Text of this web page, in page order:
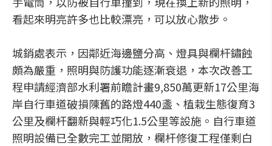
看起來明亮許多也比較漂亮，可以放心散步。
城銷處表示，因鄰近海邊鹽分高、燈具與欄杆鏽蝕
頗為嚴重，照明與防護功能逐漸衰退，本次改善工
程申請經濟部水利署前瞻計畫9,850萬更新17公里海
岸自行車道破損陳舊的路燈440盞、植栽生態復育3
公里及欄杆翻新與輕巧化1.5公里等設施。自行車道
照明設備已全數完工並開放，欄杆修復工程僅剩白